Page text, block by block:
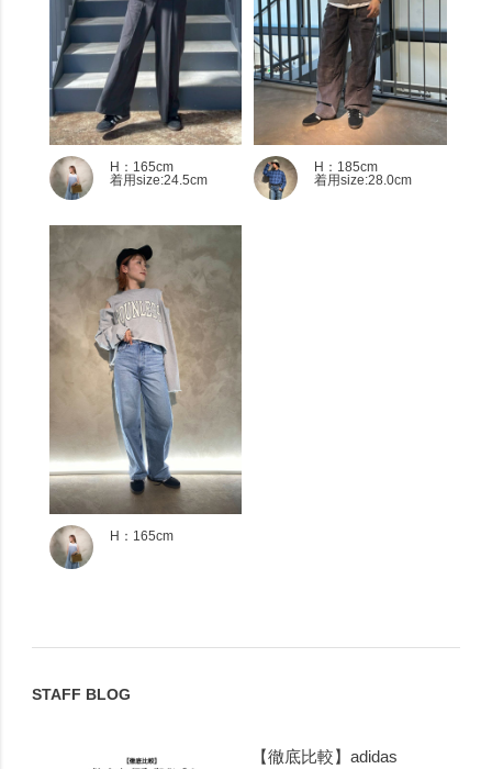
H：165cm
着用size:24.5cm
H：185cm
着用size:28.0cm
H：165cm
STAFF BLOG
【徹底比較】adidas